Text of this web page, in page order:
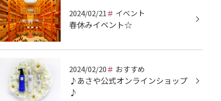
2024/02/21 イベント
春休みイベント☆
2024/02/20 おすすめ
♪あさや公式オンラインショップ
♪